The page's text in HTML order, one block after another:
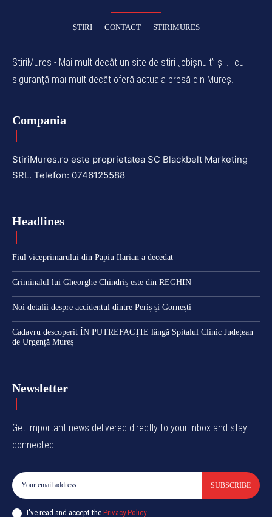
ȘTIRI CONTACT STIRIMURES
ȘtiriMureș - Mai mult decât un site de știri „obișnuit” și ... cu
siguranță mai mult decât oferă actuala presă din Mureș.
Compania
StiriMures.ro este proprietatea SC Blackbelt Marketing
SRL. Telefon: 0746125588
Headlines
Fiul viceprimarului din Papiu Ilarian a decedat
Criminalul lui Gheorghe Chindriș este din REGHIN
Noi detalii despre accidentul dintre Periș și Gornești
Cadavru descoperit ÎN PUTREFACȚIE lângă Spitalul Clinic Județean
de Urgență Mureș
Newsletter
Get important news delivered directly to your inbox and stay
connected!
SUBSCRIBE
I've read and accept the Privacy Policy.